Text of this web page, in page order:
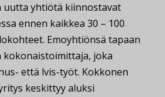
uutta yhtiötä kiinnostavat
ennen kaikkea 30 – 100
Emoyhtiönsä tapaan
kokonaistoimittaja, joka
että lvis-työt. Kokkonen
keskittyy aluksi